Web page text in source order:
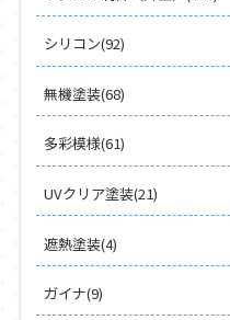
シリコン(92)
無機塗装(68)
多彩模様(61)
UVクリア塗装(21)
遮熱塗装(4)
ガイナ(9)